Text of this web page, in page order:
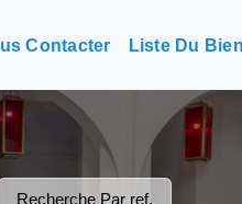
Contacter Liste Du
Recherche Par ref.